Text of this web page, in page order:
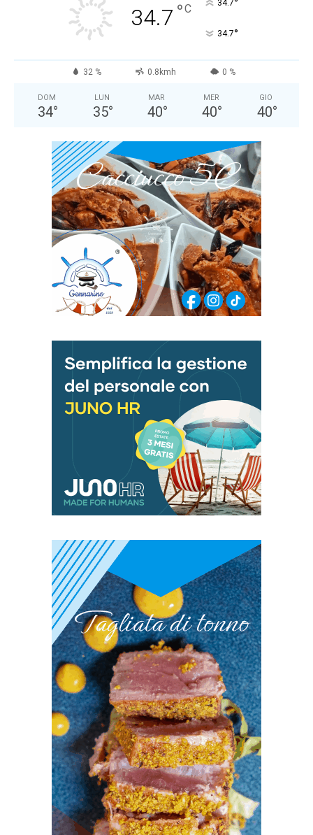
34.7 °C 34.7°
34.7°
32 % 0.8kmh 0 %
DOM
34°
LUN
35°
MAR
40°
MER
40°
GIO
40°